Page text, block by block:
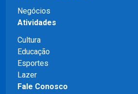
Negócios
Atividades
Cultura
Educação
Esportes
Lazer
Fale Conosco